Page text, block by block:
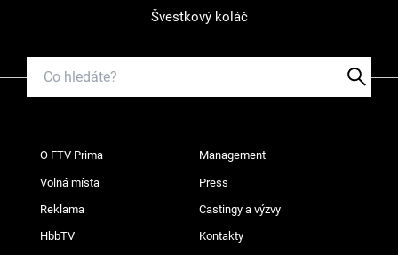
Švestkový koláč
O FTV Prima Management
Volná místa Press
Reklama Castingy a výzvy
HbbTV Kontakty